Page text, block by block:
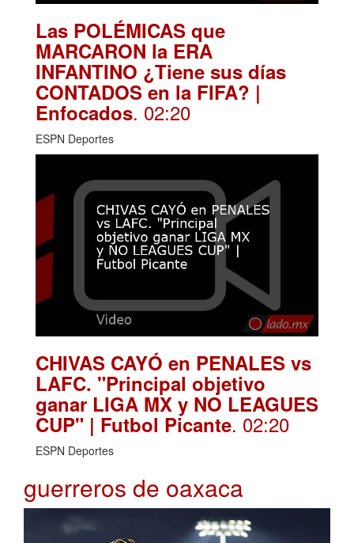
Las POLÉMICAS que
MARCARON la ERA
INFANTINO ¿Tiene sus días
CONTADOS en la FIFA? |
Enfocados. 02:20
ESPN Deportes
CHIVAS CAYÓ en PENALES vs
LAFC. "Principal objetivo
ganar LIGA MX y NO LEAGUES
CUP" | Futbol Picante. 02:20
ESPN Deportes
guerreros de oaxaca